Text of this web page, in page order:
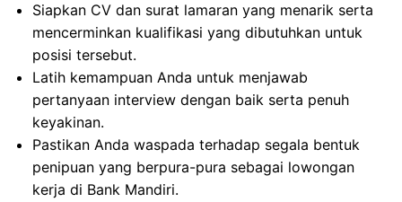
Siapkan CV dan surat lamaran yang menarik serta
mencerminkan kualifikasi yang dibutuhkan untuk
posisi tersebut.
Latih kemampuan Anda untuk menjawab
pertanyaan interview dengan baik serta penuh
keyakinan.
Pastikan Anda waspada terhadap segala bentuk
penipuan yang berpura-pura sebagai lowongan
kerja di Bank Mandiri.